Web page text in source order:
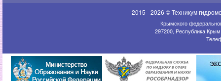
2015 - 2026 © Техникум
Крымского
297200, Республика